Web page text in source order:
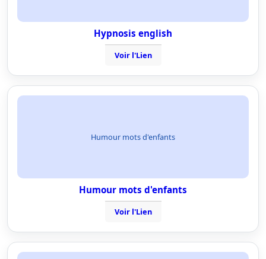
Hypnosis english
Voir l'Lien
Humour mots d'enfants
Humour mots d'enfants
Voir l'Lien